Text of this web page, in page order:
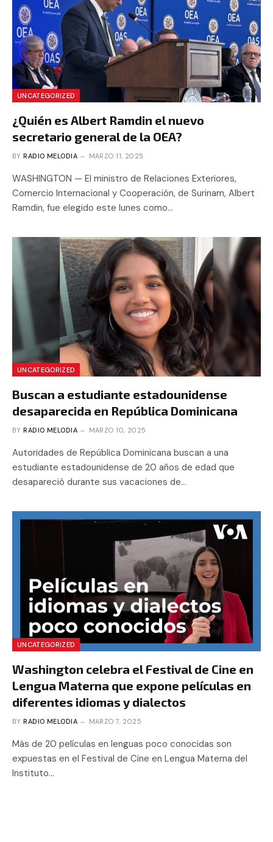
UNCATEGORIZED
¿Quién es Albert Ramdin el nuevo
secretario general de la OEA?
BY RADIO MELODIA MARZO 11, 2025
WASHINGTON — El ministro de Relaciones Exteriores,
Comercio Internacional y Cooperación, de Surinam, Albert
Ramdin, fue elegido este lunes como…
UNCATEGORIZED
Buscan a estudiante estadounidense
desaparecida en República Dominicana
BY RADIO MELODIA MARZO 10, 2025
Autoridades de República Dominicana buscan a una
estudiante estadounidense de 20 años de edad que
desapareció durante sus vacaciones de…
UNCATEGORIZED
Washington celebra el Festival de Cine en
Lengua Materna que expone películas en
diferentes idiomas y dialectos
BY RADIO MELODIA MARZO 7, 2025
Más de 20 películas en lenguas poco conocidas son
expuestas en el Festival de Cine en Lengua Materna del
Instituto…